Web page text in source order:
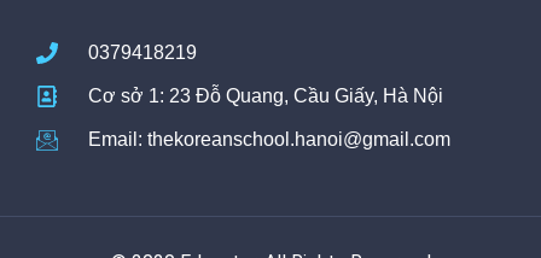
0379418219
Cơ sở 1: 23 Đỗ Quang, Cầu Giấy, Hà Nội
Email: thekoreanschool.hanoi@gmail.com